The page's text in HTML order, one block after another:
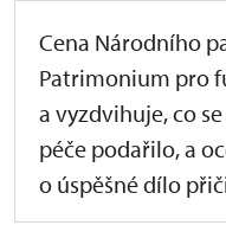
Cena Národního
Patrimonium pro
a vyzdvihuje, co
péče podařilo, a
o úspěšné dílo